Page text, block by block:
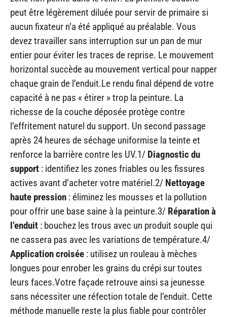
peut être légèrement diluée pour servir de primaire si
aucun fixateur n’a été appliqué au préalable. Vous
devez travailler sans interruption sur un pan de mur
entier pour éviter les traces de reprise. Le mouvement
horizontal succède au mouvement vertical pour napper
chaque grain de l’enduit.Le rendu final dépend de votre
capacité à ne pas « étirer » trop la peinture. La
richesse de la couche déposée protège contre
l’effritement naturel du support. Un second passage
après 24 heures de séchage uniformise la teinte et
renforce la barrière contre les UV.1/ Diagnostic du
support : identifiez les zones friables ou les fissures
actives avant d’acheter votre matériel.2/ Nettoyage
haute pression : éliminez les mousses et la pollution
pour offrir une base saine à la peinture.3/ Réparation à
l’enduit : bouchez les trous avec un produit souple qui
ne cassera pas avec les variations de température.4/
Application croisée : utilisez un rouleau à mèches
longues pour enrober les grains du crépi sur toutes
leurs faces.Votre façade retrouve ainsi sa jeunesse
sans nécessiter une réfection totale de l’enduit. Cette
méthode manuelle reste la plus fiable pour contrôler